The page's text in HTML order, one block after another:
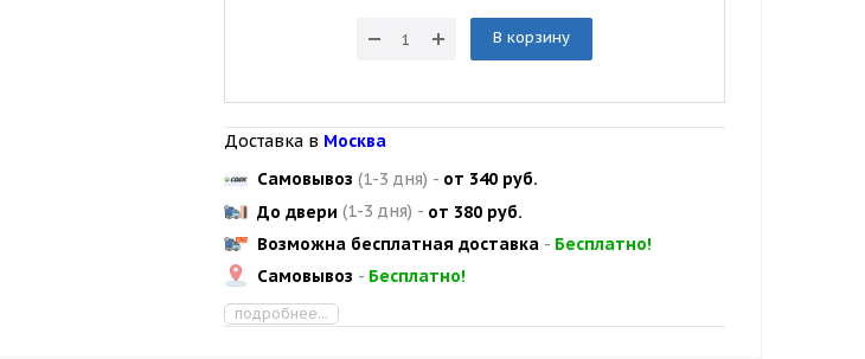
В корзину
Доставка в Москва
Самовывоз (1-3 дня) - от 340 руб.
До двери (1-3 дня) - от 380 руб.
Возможна бесплатная доставка - Бесплатно!
Самовывоз - Бесплатно!
подробнее...